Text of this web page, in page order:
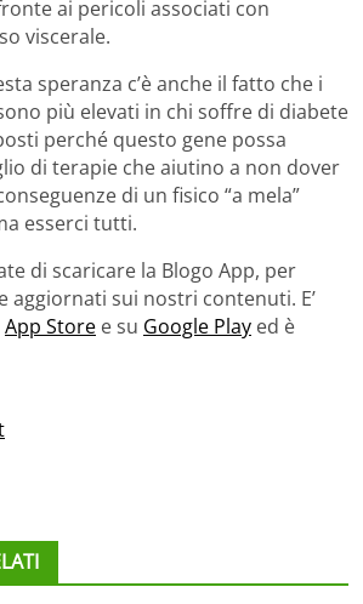
ai pericoli associati con
viscerale.
speranza c’è anche il fatto che i
più elevati in chi soffre di diabete
perché questo gene possa
di terapie che aiutino a non dover
di un fisico “a mela”
esserci tutti.
di scaricare la Blogo App, per
aggiornati sui nostri contenuti. E’
App Store e su Google Play ed è